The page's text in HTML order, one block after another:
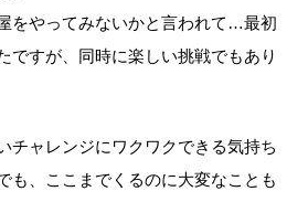
をやってみないかと言われて…最初
ですが、同時に楽しい挑戦でもあり
チャレンジにワクワクできる気持ち
も、ここまでくるのに大変なことも